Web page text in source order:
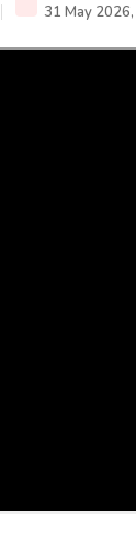
31 May